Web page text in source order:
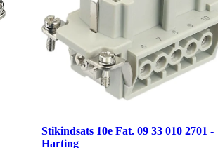
Stikindsats 10e Fat. 09 33 010 2701 -
Harting